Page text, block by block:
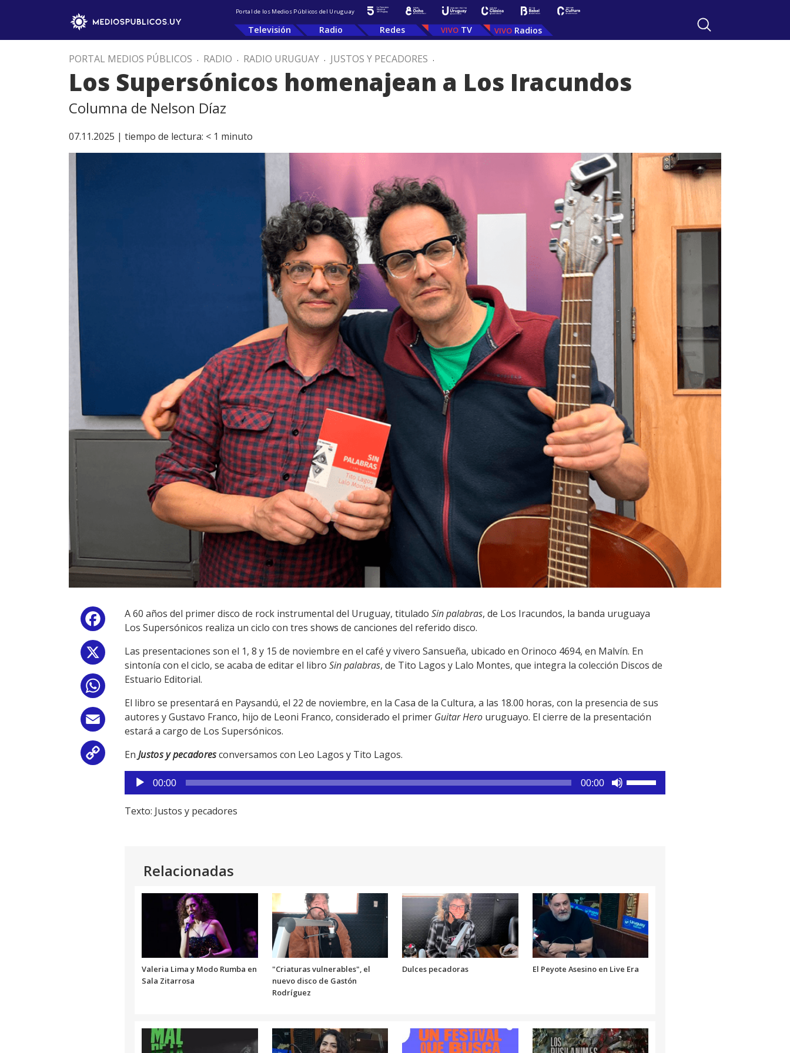
Portal de los Medios Públicos del Uruguay
Televisión Radio Redes TV Radios
PORTAL MEDIOS PÚBLICOS . RADIO . RADIO URUGUAY . JUSTOS Y PECADORES .
Los Supersónicos homenajean a Los Iracundos
Columna de Nelson Díaz
07.11.2025 | tiempo de lectura: < 1 minuto
Facebook
Email
Copy
A 60 años del primer disco de rock instrumental del Uruguay, titulado Sin palabras, de Los Iracundos, la banda uruguaya
Los Supersónicos realiza un ciclo con tres shows de canciones del referido disco.
Las presentaciones son el 1, 8 y 15 de noviembre en el café y vivero Sansueña, ubicado en Orinoco 4694, en Malvín. En
sintonía con el ciclo, se acaba de editar el libro Sin palabras, de Tito Lagos y Lalo Montes, que integra la colección Discos de
Estuario Editorial.
El libro se presentará en Paysandú, el 22 de noviembre, en la Casa de la Cultura, a las 18.00 horas, con la presencia de sus
autores y Gustavo Franco, hijo de Leoni Franco, considerado el primer Guitar Hero uruguayo. El cierre de la presentación
estará a cargo de Los Supersónicos.
En Justos y pecadoresconversamos con Leo Lagos y Tito Lagos.
Reproductor
de
audio
00:00 00:00
disminuir
el
volumen.
Texto: Justos y pecadores
Relacionadas
Valeria Lima y Modo Rumba en
Sala Zitarrosa
"Criaturas vulnerables", el
nuevo disco de Gastón
Rodríguez
Dulces pecadoras El Peyote Asesino en Live Era